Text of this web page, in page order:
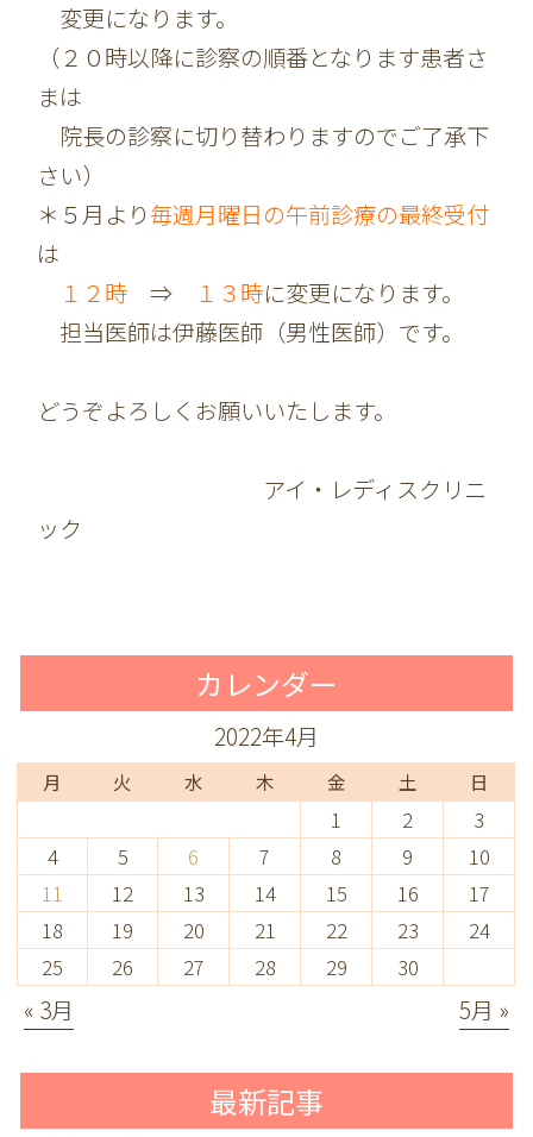
変更になります。
（２０時以降に診察の順番となります患者さ
まは
院長の診察に切り替わりますのでご了承下
さい）
＊５月より毎週月曜日の午前診療の最終受付
は
１２時 ⇒ １３時に変更になります。
担当医師は伊藤医師（男性医師）です。
どうぞよろしくお願いいたします。
アイ・レディスクリニ
ック
カレンダー
2022年4月
月 火 水 木 金 土 日
1 2
3
4
5 6 7 8 9
10
11
12 13 14 15 16
17
18
19 20 21 22 23
24
25
26 27 28 29 30
« 3月 5月 »
最新記事